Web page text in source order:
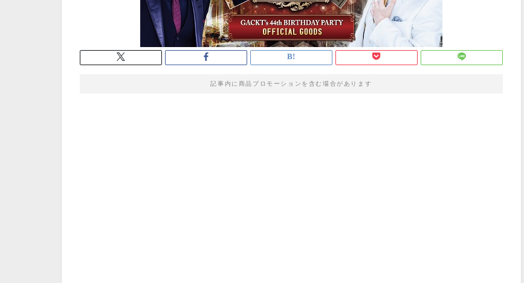
記事内に商品プロモーションを含む場合があります